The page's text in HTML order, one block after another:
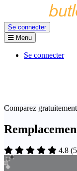
Se connecter
Menu
Se connecter
Comparez
4.8 (5